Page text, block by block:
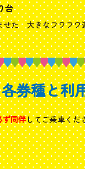
台
せた 大きなフワフワ
券種と利
ず同伴してご乗車くだ